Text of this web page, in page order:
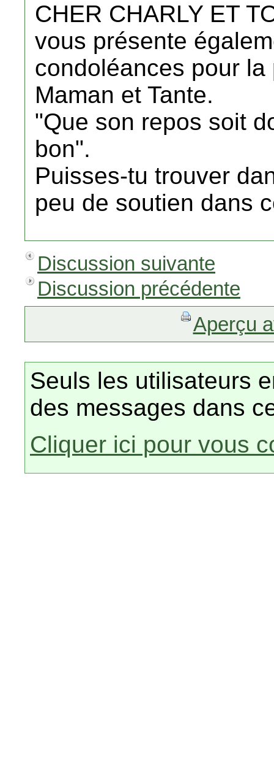
CHER CHARLY ET
vous présente
condoléances pour
Maman et Tante.
"Que son repos soit
bon".
Puisses-tu trouver
peu de soutien dans
Discussion suivante
Discussion précédente
Aperçu
Seuls les utilisateurs
des messages dans
Cliquer ici pour vous